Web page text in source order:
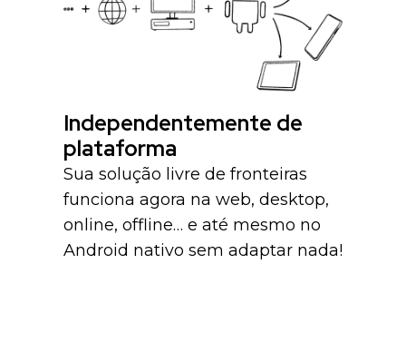
Independentemente de
plataforma
Sua solução livre de fronteiras
funciona agora na web, desktop,
online, offline… e até mesmo no
Android nativo sem adaptar nada!